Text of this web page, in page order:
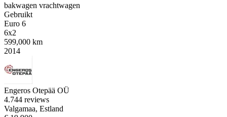
bakwagen vrachtwagen
Gebruikt
Euro 6
6x2
599,000 km
2014
Engeros Otepää OÜ
4.744 reviews
Valgamaa, Estland